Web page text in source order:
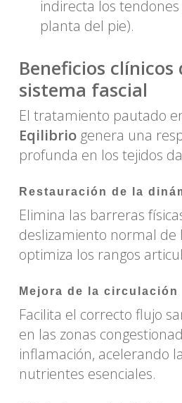
indirecta los
planta del pie).
Beneficios clínicos
sistema fascial
El tratamiento pautado
Eqilibriogenera una
profunda en los tejidos
Restauración de la
Elimina las barreras
deslizamiento normal de
optimiza los rangos
Mejora de la circulación
Facilita el correcto flujo
en las zonas
inflamación, acelerando
nutrientes esenciales.